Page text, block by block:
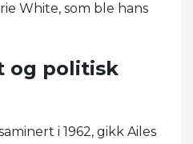
White, som ble hans
og politisk
i 1962, gikk Ailes